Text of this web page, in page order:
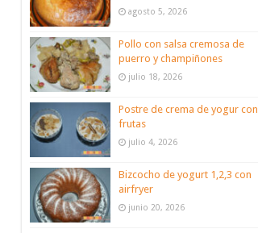
agosto 5, 2026
Pollo con salsa cremosa de
puerro y champiñones
julio 18, 2026
Postre de crema de yogur con
frutas
julio 4, 2026
Bizcocho de yogurt 1,2,3 con
airfryer
junio 20, 2026